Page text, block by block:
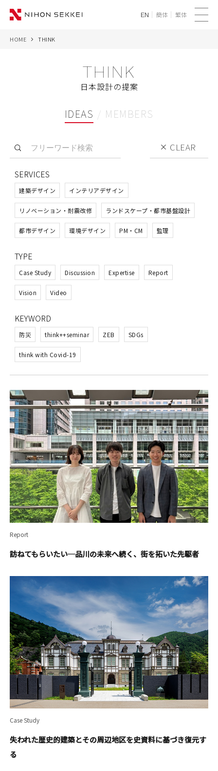
NEWS
CORPORATE
RECRUIT
CONTACT
EN 簡体 繁体
HOME THINK
THINK
日本設計の提案
IDEAS MEMBERS
CLEAR
SERVICES
建築デザイン インテリアデザイン
リノベーション・耐震改修 ランドスケープ・都市基盤設計
都市デザイン 環境デザイン PM・CM​ 監理
TYPE
Case Study Discussion Expertise Report
Vision Video
KEYWORD
防災 think++seminar ZEB SDGs
think with Covid-19
Report
訪ねてもらいたい─品川の未来へ続く、街を拓いた先駆者
Case Study
失われた歴史的建築とその周辺地区を史資料に基づき復元す
る